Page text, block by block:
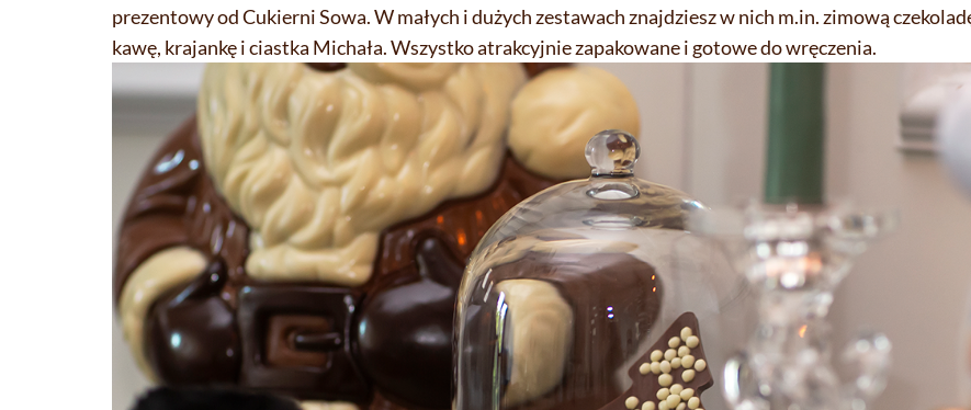
prezentowy od Cukierni Sowa. W małych i dużych zestawach znajdziesz w nich m.in. zimową
kawę, krajankę i ciastka Michała. Wszystko atrakcyjnie zapakowane i gotowe do wręczenia.